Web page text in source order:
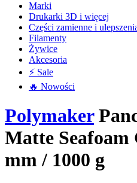
Marki
Drukarki 3D i więcej
Części zamienne i
Filamenty
Żywice
Akcesoria
⚡ Sale
🔥 Nowości
Polymaker
Matte Seafoam
mm / 1000 g